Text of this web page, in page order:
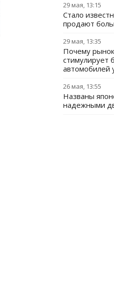
29 мая, 13:15
Стало
продают
29 мая, 13:35
Почему
стимулирует
автомобилей
26 мая, 13:55
Названы
надежными